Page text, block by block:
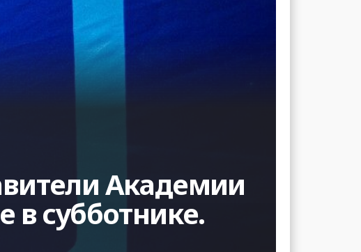
Академии
в субботнике.